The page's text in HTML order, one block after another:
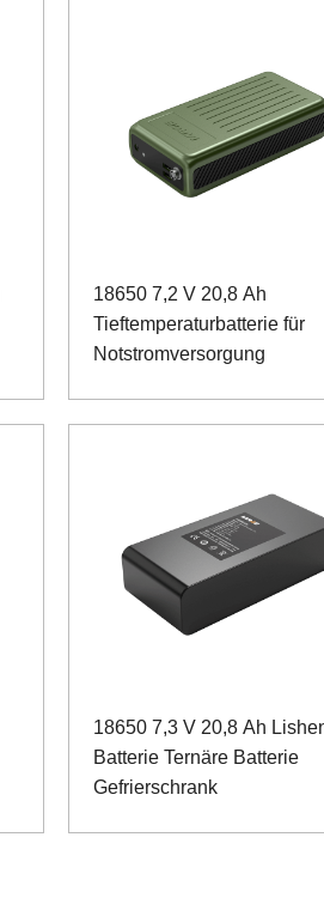
18650 7,2 V 20,8 Ah
Tieftemperaturbatterie für
Notstromversorgung
18650 7,3 V 20,8 Ah
Batterie Ternäre Batterie
Gefrierschrank